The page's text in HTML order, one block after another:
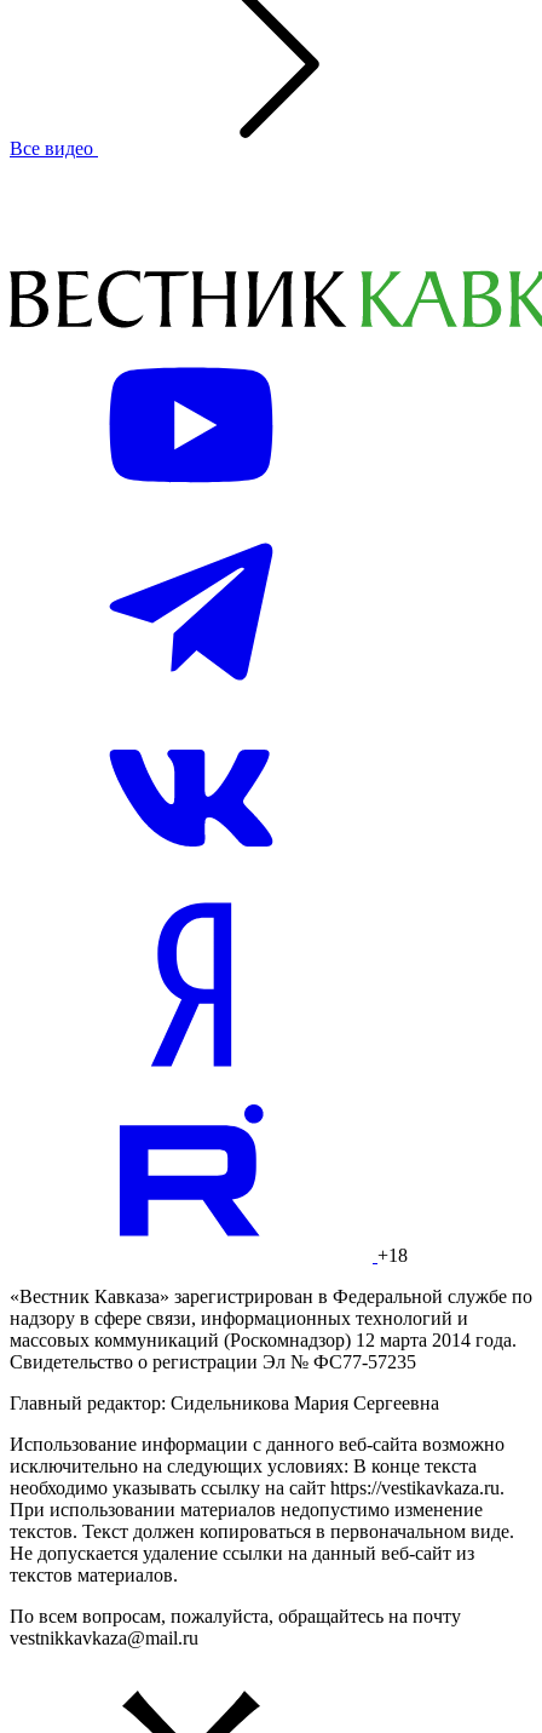
Все видео
+18
«Вестник Кавказа» зарегистрирован в Федеральной службе по
надзору в сфере связи, информационных технологий и
массовых коммуникаций (Роскомнадзор) 12 марта 2014 года.
Свидетельство о регистрации Эл № ФС77-57235
Главный редактор: Сидельникова Мария Сергеевна
Использование информации с данного веб-сайта возможно
исключительно на следующих условиях: В конце текста
необходимо указывать ссылку на сайт https://vestikavkaza.ru.
При использовании материалов недопустимо изменение
текстов. Текст должен копироваться в первоначальном виде.
Не допускается удаление ссылки на данный веб-сайт из
текстов материалов.
По всем вопросам, пожалуйста, обращайтесь на почту
vestnikkavkaza@mail.ru